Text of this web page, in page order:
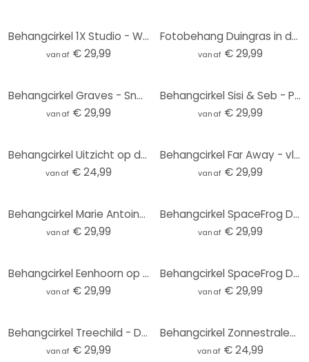
Behangcirkel 1X Studio - Weg naar het Strand - vliesbehang/zelfklevend vliesbehang
vanaf € 29,99
Fotobehang Duingras in de avondzon - Treechild - Rond - vliesbehang/zelfklevend vliesbehang
vanaf € 29,99
Behangcirkel Graves - Sneaky Cat - vliesbehang/zelfklevend vliesbehang
vanaf € 29,99
Behangcirkel Sisi & Seb - Pampas - vliesbehang/zelfklevend vliesbehang
vanaf € 29,99
Behangcirkel Uitzicht op de Baltische Zee - vliesbehang/zelfklevend vliesbehang
vanaf € 24,99
Behangcirkel Far Away - vliesbehang/zelfklevend vliesbehang
vanaf € 29,99
Behangcirkel Marie Antoinette: I never said that - Grace Digital Art - vliesbehang/zelfklevend vlies
vanaf € 29,99
Behangcirkel SpaceFrog Designs - Gouden Sterren - vliesbehang/zelfklevend vliesbehang
vanaf € 29,99
Behangcirkel Eenhoorn op een kleurrijke bloemenweide - Bonne Müller - vliesbehang/zelfklevend vliesb
vanaf € 29,99
Behangcirkel SpaceFrog Designs - Elegante Kraanvogel - Japandi - vliesbehang/zelfklevend vliesbehang
vanaf € 29,99
Behangcirkel Treechild - Delicate Flowers - vliesbehang/zelfklevend vliesbehang
vanaf € 29,99
Behangcirkel Zonnestralen in het Bos - vliesbehang/zelfklevend vliesbehang
vanaf € 24,99